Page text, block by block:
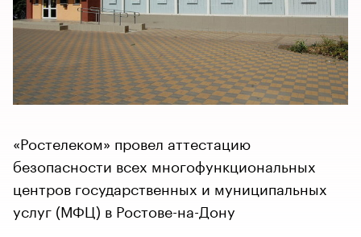
«Ростелеком» провел аттестацию
безопасности всех многофункциональных
центров государственных и муниципальных
услуг (МФЦ) в Ростове-на-Дону